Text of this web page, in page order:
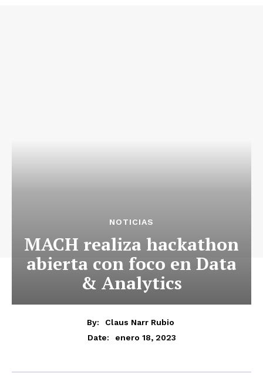
NOTICIAS
MACH realiza hackathon
abierta con foco en Data
& Analytics
By:
Claus Narr Rubio
Date:
enero 18, 2023